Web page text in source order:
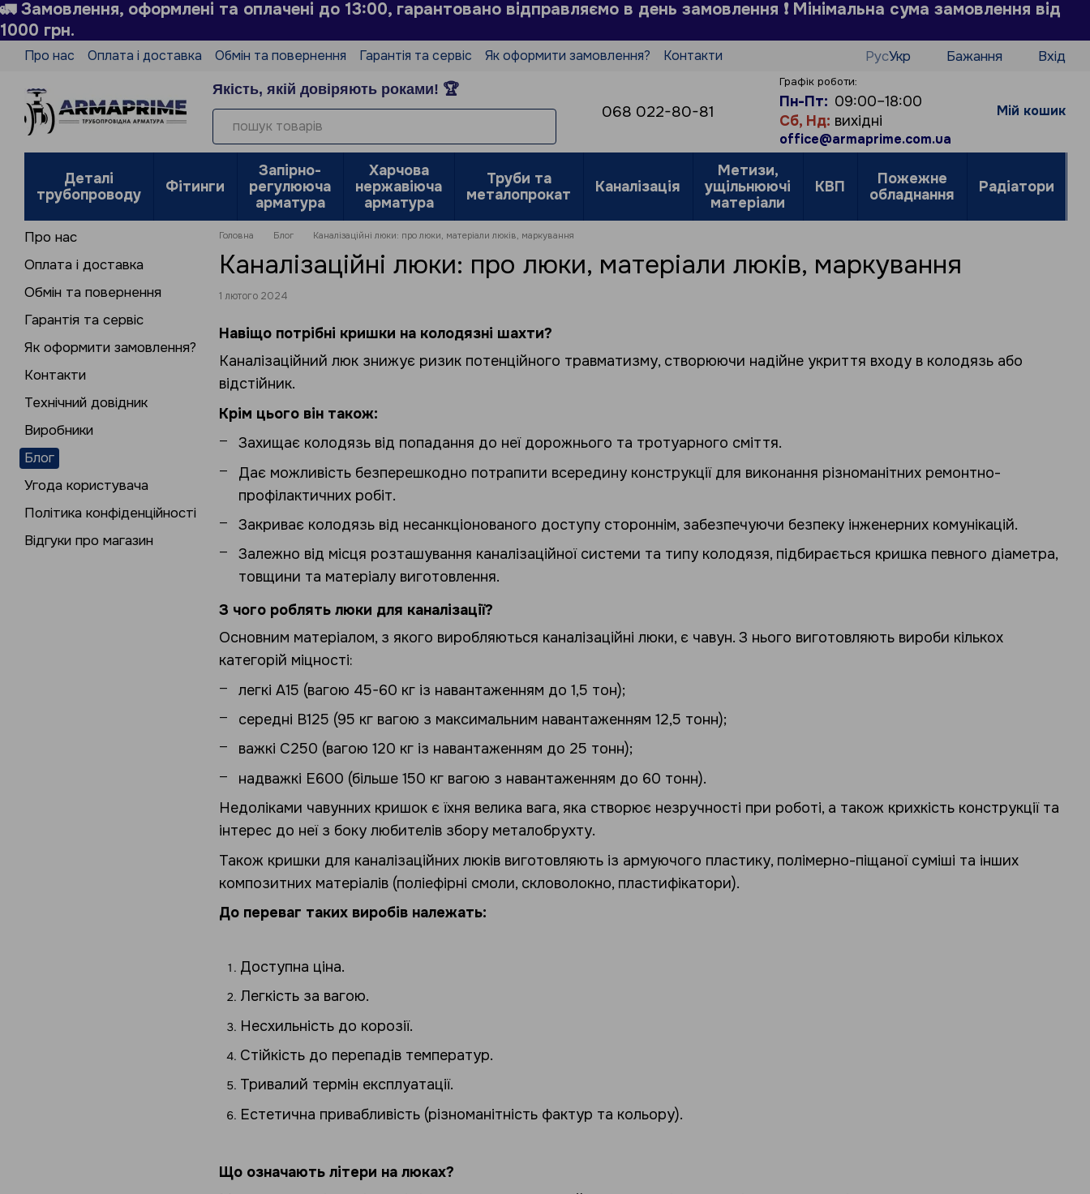
Перейти до основного контенту
🚛 Замовлення, оформлені та оплачені до 13:00, гарантовано відправляємо в день замовлення ❗ Мінімальна сума замовлення від
1000 грн.
Про нас Оплата і доставка Обмін та повернення Гарантія та сервіс Як оформити замовлення?
Контакти
РусУкр Бажання Вхід
Якість, якій довіряють роками! 🏆
068 022-80-81
Графік роботи:
Пн-Пт: 09:00–18:00
Сб, Нд: вихідні
office@armaprime.com.ua
Мій кошик
Деталі
трубопроводу
Фітинги
Запірно-
регулююча
арматура
Харчова
нержавіюча
арматура
Труби та
металопрокат
Каналізація
Метизи,
ущільнюючі
матеріали
КВП
Пожежне
обладнання
Радіатори
Головна Блог Каналізаційні люки: про люки, матеріали люків, маркування
Каналізаційні люки: про люки, матеріали люків, маркування
1 лютого 2024
Навіщо потрібні кришки на колодязні шахти?
Каналізаційний люк знижує ризик потенційного травматизму, створюючи надійне укриття входу в колодязь або
відстійник.
Крім цього він також:
Захищає колодязь від попадання до неї дорожнього та тротуарного сміття.
Дає можливість безперешкодно потрапити всередину конструкції для виконання різноманітних ремонтно-
профілактичних робіт.
Закриває колодязь від несанкціонованого доступу стороннім, забезпечуючи безпеку інженерних комунікацій.
Залежно від місця розташування каналізаційної системи та типу колодязя, підбирається кришка певного діаметра,
товщини та матеріалу виготовлення.
З чого роблять люки для каналізації?
Основним матеріалом, з якого виробляються каналізаційні люки, є чавун. З нього виготовляють вироби кількох
категорій міцності:
легкі А15 (вагою 45-60 кг із навантаженням до 1,5 тон);
середні В125 (95 кг вагою з максимальним навантаженням 12,5 тонн);
важкі С250 (вагою 120 кг із навантаженням до 25 тонн);
надважкі Е600 (більше 150 кг вагою з навантаженням до 60 тонн).
Недоліками чавунних кришок є їхня велика вага, яка створює незручності при роботі, а також крихкість конструкції та
інтерес до неї з боку любителів збору металобрухту.
Також кришки для каналізаційних люків виготовляють із армуючого пластику, полімерно-піщаної суміші та інших
композитних матеріалів (поліефірні смоли, скловолокно, пластифікатори).
До переваг таких виробів належать:
Доступна ціна.
Легкість за вагою.
Несхильність до корозії.
Стійкість до перепадів температур.
Тривалий термін експлуатації.
Естетична привабливість (різноманітність фактур та кольору).
Що означають літери на люках?
Про нас
Оплата і доставка
Обмін та повернення
Гарантія та сервіс
Як оформити замовлення?
Контакти
Технічний довідник
Виробники
Блог
Угода користувача
Політика конфіденційності
Відгуки про магазин